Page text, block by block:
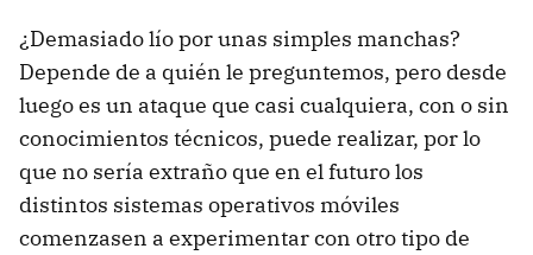
¿Demasiado lío por unas simples manchas?
Depende de a quién le preguntemos, pero desde
luego es un ataque que casi cualquiera, con o sin
conocimientos técnicos, puede realizar, por lo
que no sería extraño que en el futuro los
distintos sistemas operativos móviles
comenzasen a experimentar con otro tipo de